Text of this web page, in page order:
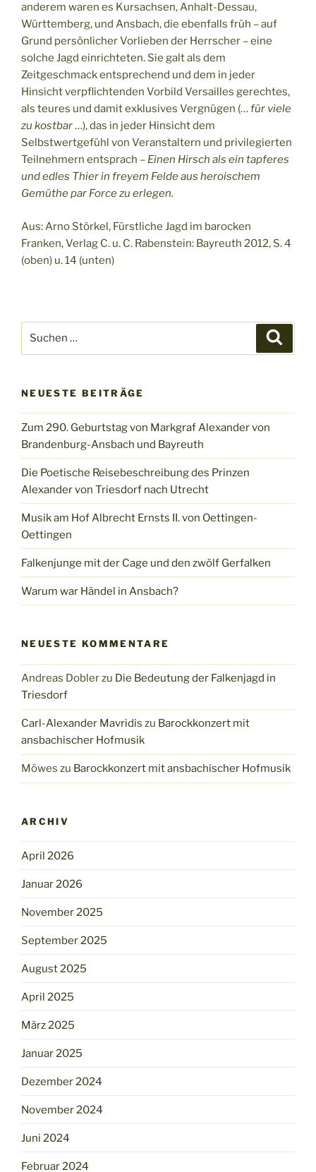
anderem waren es Kursachsen, Anhalt-Dessau,
Württemberg, und Ansbach, die ebenfalls früh – auf
Grund persönlicher Vorlieben der Herrscher – eine
solche Jagd einrichteten. Sie galt als dem
Zeitgeschmack entsprechend und dem in jeder
Hinsicht verpflichtenden Vorbild Versailles gerechtes,
als teures und damit exklusives Vergnügen (…für viele
zu kostbar…), das in jeder Hinsicht dem
Selbstwertgefühl von Veranstaltern und privilegierten
Teilnehmern entsprach – Einen Hirsch als ein tapferes
und edles Thier in freyem Felde aus heroischem
Gemüthe par Force zu erlegen.
Aus: Arno Störkel, Fürstliche Jagd im barocken
Franken, Verlag C. u. C. Rabenstein: Bayreuth 2012, S. 4
(oben) u. 14 (unten)
nach:
NEUESTE BEITRÄGE
Zum 290. Geburtstag von Markgraf Alexander von
Brandenburg-Ansbach und Bayreuth
Die Poetische Reisebeschreibung des Prinzen
Alexander von Triesdorf nach Utrecht
Musik am Hof Albrecht Ernsts II. von Oettingen-
Oettingen
Falkenjunge mit der Cage und den zwölf Gerfalken
Warum war Händel in Ansbach?
NEUESTE KOMMENTARE
Andreas Doblerzu Die Bedeutung der Falkenjagd in
Triesdorf
Carl-Alexander Mavridis zu Barockkonzert mit
ansbachischer Hofmusik
Möwes zu Barockkonzert mit ansbachischer Hofmusik
ARCHIV
April 2026
Januar 2026
November 2025
September 2025
August 2025
April 2025
März 2025
Januar 2025
Dezember 2024
November 2024
Juni 2024
Februar 2024